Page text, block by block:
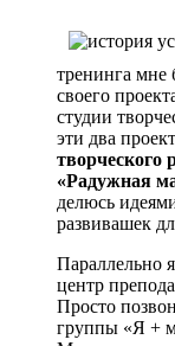
тренинга мне
своего
студии
эти два
творческого
«Радужная
делюсь
развивашек
Параллельно
центр
Просто
группы «Я +